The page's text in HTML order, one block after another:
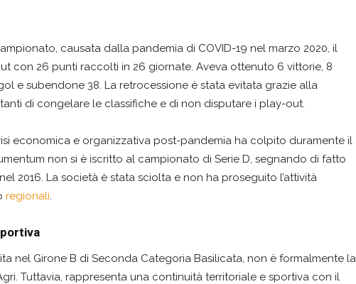
causata dalla pandemia di COVID-19 nel marzo 2020, il
con 26 punti raccolti in 26 giornate. Aveva ottenuto 6 vittorie, 8
e subendone 38. La retrocessione è stata evitata grazie alla
di congelare le classifiche e di non disputare i play-out.
economica e organizzativa post-pandemia ha colpito duramente il
non si è iscritto al campionato di Serie D, segnando di fatto
2016. La società è stata sciolta e non ha proseguito l’attività
regionali
nel Girone B di Seconda Categoria Basilicata, non è formalmente la
Tuttavia, rappresenta una continuità territoriale e sportiva con il